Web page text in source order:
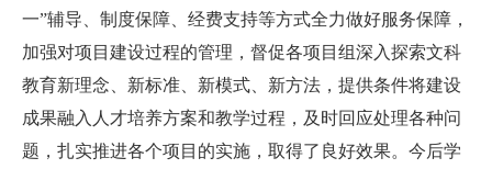
一”辅导、制度保障、经费支持等方式全力做好服务保障，
加强对项目建设过程的管理，督促各项目组深入探索文科
教育新理念、新标准、新模式、新方法，提供条件将建设
成果融入人才培养方案和教学过程，及时回应处理各种问
题，扎实推进各个项目的实施，取得了良好效果。今后学